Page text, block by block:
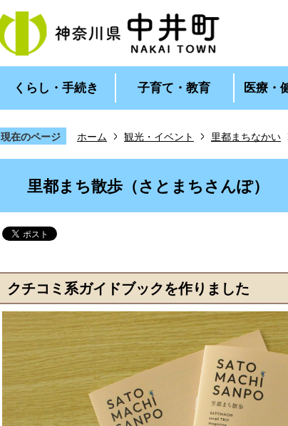
くらし・手続き 子育て・教育 医療・
現在のページ ホーム 観光・イベント 里都まちなかい
里都まち散歩（さとまちさんぽ）
クチコミ系ガイドブックを作りました
枚
目
の
ド